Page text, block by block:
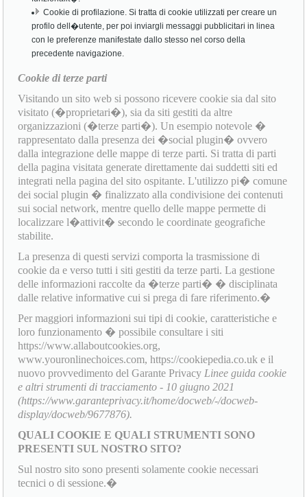
Cookie di profilazione. Si tratta di cookie utilizzati per creare un
profilo dell�utente, per poi inviargli messaggi pubblicitari in linea
con le preferenze manifestate dallo stesso nel corso della
precedente navigazione.
Cookie di terze parti
Visitando un sito web si possono ricevere cookie sia dal sito
visitato (�proprietari�), sia da siti gestiti da altre
organizzazioni (�terze parti�). Un esempio notevole �
rappresentato dalla presenza dei �social plugin� ovvero
dalla integrazione delle mappe di terze parti. Si tratta di parti
della pagina visitata generate direttamente dai suddetti siti ed
integrati nella pagina del sito ospitante. L'utilizzo pi� comune
dei social plugin � finalizzato alla condivisione dei contenuti
sui social network, mentre quello delle mappe permette di
localizzare l�attivit� secondo le coordinate geografiche
stabilite.
La presenza di questi servizi comporta la trasmissione di
cookie da e verso tutti i siti gestiti da terze parti. La gestione
delle informazioni raccolte da �terze parti� � disciplinata
dalle relative informative cui si prega di fare riferimento.�
Per maggiori informazioni sui tipi di cookie, caratteristiche e
loro funzionamento � possibile consultare i siti
https://www.allaboutcookies.org,
www.youronlinechoices.com, https://cookiepedia.co.uk e il
nuovo provvedimento del Garante Privacy Linee guida cookie
e altri strumenti di tracciamento - 10 giugno 2021
(https://www.garanteprivacy.it/home/docweb/-/docweb-
display/docweb/9677876).
QUALI COOKIE E QUALI STRUMENTI SONO
PRESENTI SUL NOSTRO SITO?
Sul nostro sito sono presenti solamente cookie necessari
tecnici o di sessione.�